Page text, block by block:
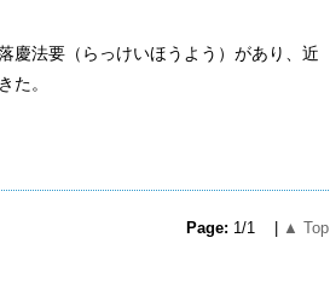
慶法要（らっけいほうよう）があり、近
た。
Page: 1/1 | ▲ Top